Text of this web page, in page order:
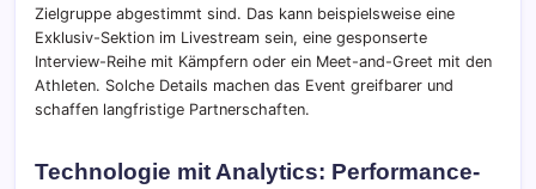
Zielgruppe abgestimmt sind. Das kann beispielsweise eine
Exklusiv-Sektion im Livestream sein, eine gesponserte
Interview-Reihe mit Kämpfern oder ein Meet-and-Greet mit den
Athleten. Solche Details machen das Event greifbarer und
schaffen langfristige Partnerschaften.
Technologie mit Analytics: Performance-